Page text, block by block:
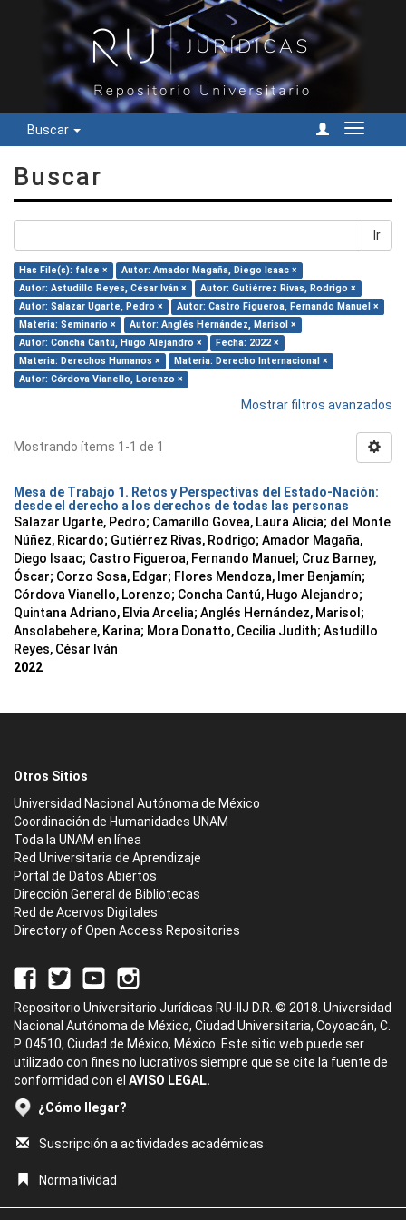
Buscar
Cambiar
Buscar
Ir
Has File(s): false ×
Autor: Amador Magaña, Diego Isaac ×
Autor: Astudillo Reyes, César Iván ×
Autor: Gutiérrez Rivas, Rodrigo ×
Autor: Salazar Ugarte, Pedro ×
Autor: Castro Figueroa, Fernando Manuel ×
Materia: Seminario ×
Autor: Anglés Hernández, Marisol ×
Autor: Concha Cantú, Hugo Alejandro ×
Fecha: 2022 ×
Materia: Derechos Humanos ×
Materia: Derecho Internacional ×
Autor: Córdova Vianello, Lorenzo ×
Mostrar filtros avanzados
Mostrando ítems 1-1 de 1
Mesa de Trabajo 1. Retos y Perspectivas del Estado-Nación:
desde el derecho a los derechos de todas las personas
Salazar Ugarte, Pedro; Camarillo Govea, Laura Alicia; del Monte
Núñez, Ricardo; Gutiérrez Rivas, Rodrigo; Amador Magaña,
Diego Isaac; Castro Figueroa, Fernando Manuel ; Cruz Barney,
Óscar; Corzo Sosa, Edgar; Flores Mendoza, Imer Benjamín;
Córdova Vianello, Lorenzo; Concha Cantú, Hugo Alejandro;
Quintana Adriano, Elvia Arcelia; Anglés Hernández, Marisol ;
Ansolabehere, Karina; Mora Donatto, Cecilia Judith; Astudillo
Reyes, César Iván
2022
Otros Sitios
Universidad Nacional Autónoma de México
Coordinación de Humanidades UNAM
Toda la UNAM en línea
Red Universitaria de Aprendizaje
Portal de Datos Abiertos
Dirección General de Bibliotecas
Red de Acervos Digitales
Directory of Open Access Repositories
Repositorio Universitario Jurídicas RU-IIJ D.R. © 2018. Universidad
Nacional Autónoma de México, Ciudad Universitaria, Coyoacán, C.
P. 04510, Ciudad de México, México. Este sitio web puede ser
utilizado con fines no lucrativos siempre que se cite la fuente de
conformidad con el AVISO LEGAL.
¿Cómo llegar?
Suscripción a actividades académicas
Normatividad